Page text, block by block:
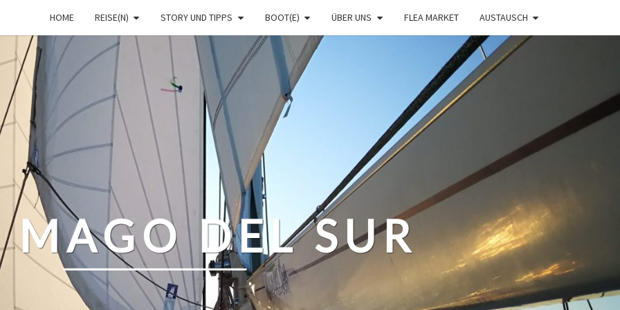
HOME REISE(N) STORY UND TIPPS BOOT(E) ÜBER UNS FLEA MARKET AUSTAUSCH
MAGO DEL SUR